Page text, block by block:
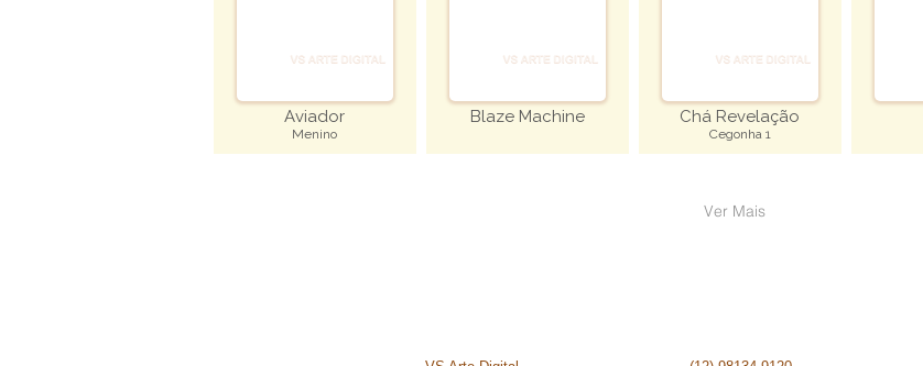
Aviador
Menino
Blaze Machine Chá Revelação
Cegonha 1
Ver Mais